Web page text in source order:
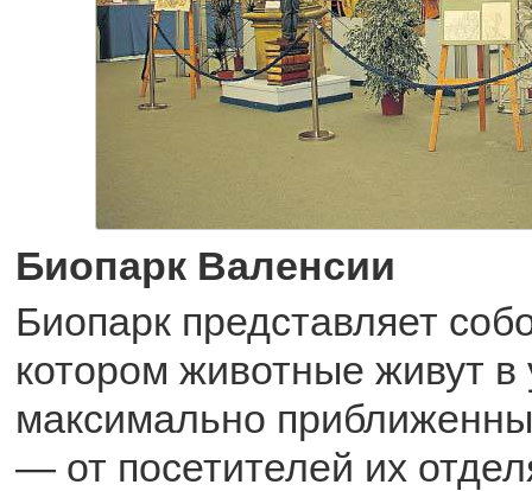
Биопарк Валенсии
Биопарк представляет
котором животные живут в
максимально
— от посетителей их